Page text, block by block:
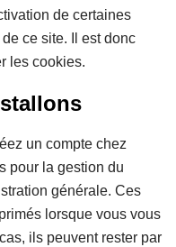
de certaines
ce site. Il est donc
les cookies.
un compte chez
pour la gestion du
générale. Ces
lorsque vous vous
ils peuvent rester par